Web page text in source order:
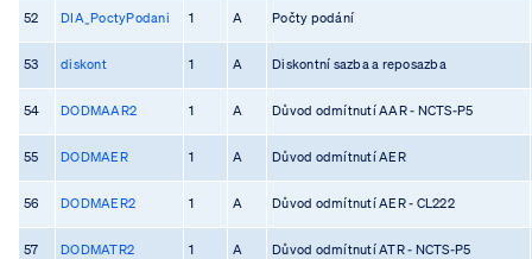
52 DIA_PoctyPodani 1 A Počty podání
53 diskont 1 A Diskontní sazba a reposazba
54 DODMAAR2 1 A Důvod odmítnutí AAR - NCTS-P5
55 DODMAER 1 A Důvod odmítnutí AER
56 DODMAER2 1 A Důvod odmítnutí AER - CL222
57 DODMATR2 1 A Důvod odmítnutí ATR - NCTS-P5